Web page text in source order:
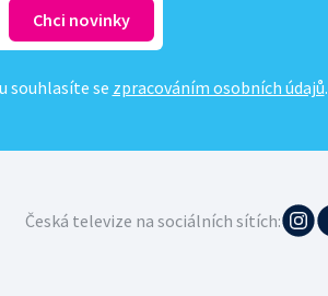
souhlasíte se zpracováním osobních údajů.